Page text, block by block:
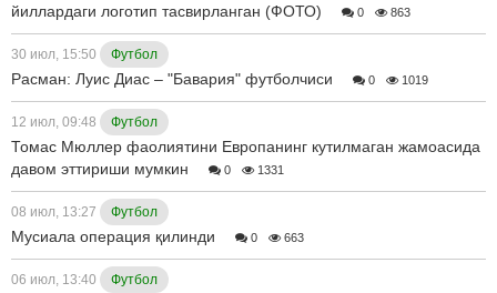
йиллардаги логотип тасвирланган (ФОТО)
0 863
30 июл, 15:50 Футбол
Расман: Луис Диас – "Бавария" футболчиси 0 1019
12 июл, 09:48 Футбол
Томас Мюллер фаолиятини Европанинг кутилмаган жамоасида
давом эттириши мумкин
0 1331
08 июл, 13:27 Футбол
Мусиала операция қилинди 0 663
06 июл, 13:40 Футбол